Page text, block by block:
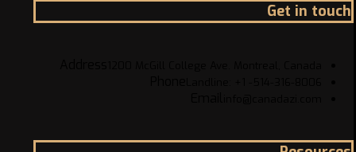
Get in touch